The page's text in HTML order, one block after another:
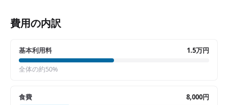
費用の内訳
基本利用料 1.5万円
全体の約50%
食費 8,000円